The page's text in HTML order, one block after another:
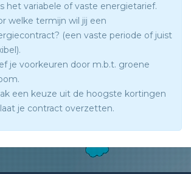
het variabele of vaste energietarief.
welke termijn wil jij een
(een vaste periode of juist
je voorkeuren door m.b.t. groene
een keuze uit de hoogste kortingen
je contract overzetten.